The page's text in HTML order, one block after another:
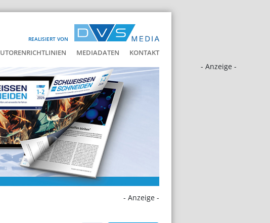
REALISIERT VON
MEDIADATEN KONTAKT
- Anzeige -
- Anzeige -